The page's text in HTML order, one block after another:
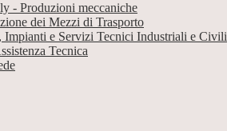
- Produzioni meccaniche
dei Mezzi di Trasporto
Impianti e Servizi Tecnici Industriali e Civili
Tecnica